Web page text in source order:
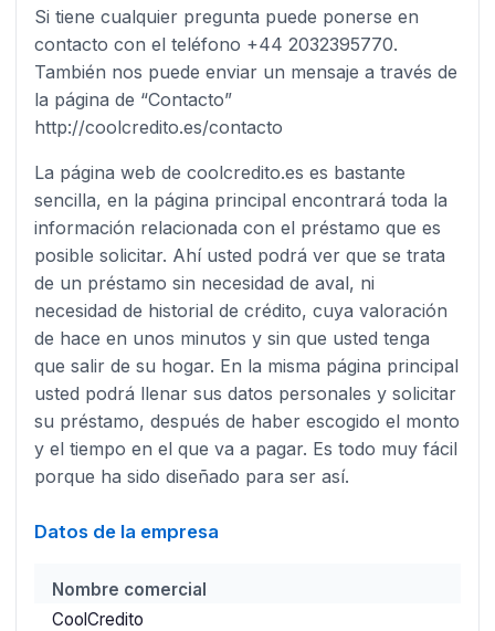
Si tiene cualquier pregunta puede ponerse en
contacto con el teléfono +44 2032395770.
También nos puede enviar un mensaje a través de
la página de “Contacto”
http://coolcredito.es/contacto
La página web de coolcredito.es es bastante
sencilla, en la página principal encontrará toda la
información relacionada con el préstamo que es
posible solicitar. Ahí usted podrá ver que se trata
de un préstamo sin necesidad de aval, ni
necesidad de historial de crédito, cuya valoración
de hace en unos minutos y sin que usted tenga
que salir de su hogar. En la misma página principal
usted podrá llenar sus datos personales y solicitar
su préstamo, después de haber escogido el monto
y el tiempo en el que va a pagar. Es todo muy fácil
porque ha sido diseñado para ser así.
Datos de la empresa
Nombre comercial
CoolCredito